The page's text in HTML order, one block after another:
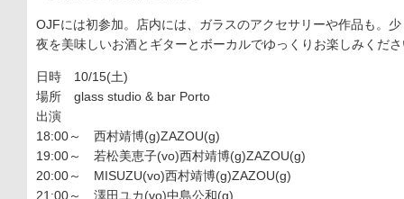
OJFには初参加。店内には、ガラスのアクセサリーや作品も。
夜を美味しいお酒とギターとボーカルでゆっくりお楽しみくだ
日時 10/15(土)
場所 glass studio & bar Porto
出演
18:00～ 西村靖博(g)ZAZOU(g)
19:00～ 若松美恵子(vo)西村靖博(g)ZAZOU(g)
20:00～ MISUZU(vo)西村靖博(g)ZAZOU(g)
21:00～ 澤田ユカ(vo)中島公和(g)